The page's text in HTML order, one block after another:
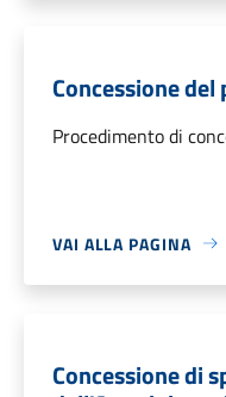
Concessione
Procedimento di
VAI ALLA PAGINA
Concessione di